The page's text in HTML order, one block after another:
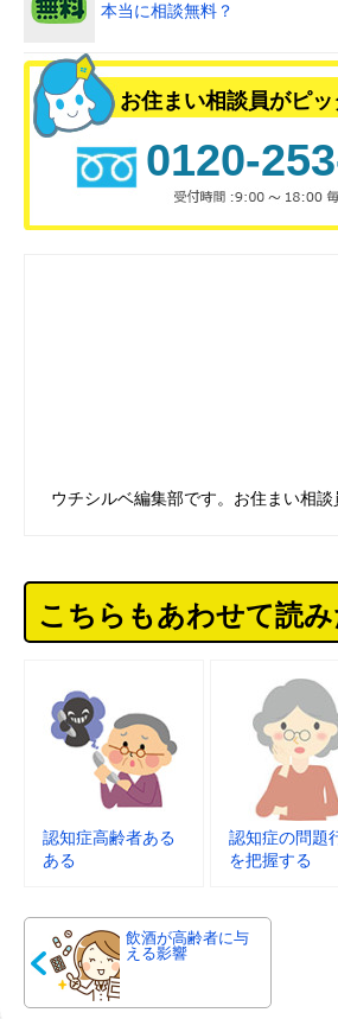
本当に相談無料？
お住まい相談員がピ
0120-
ウチシルベ編集部です。お住まい相
こちらもあわせて読
認知症高齢者ある
ある
認知症の問題
を把握する
飲酒が高齢者に与
える影響